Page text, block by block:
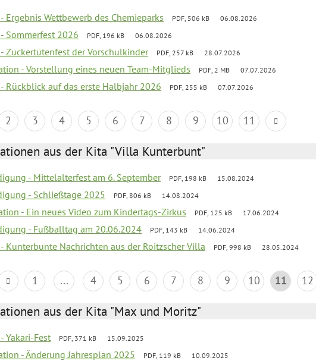
Ergebnis Wettbewerb des Chemieparks PDF, 506 kB 06.08.2026
Sommerfest 2026 PDF, 196 kB 06.08.2026
Zuckertütenfest der Vorschulkinder PDF, 257 kB 28.07.2026
- Vorstellung eines neuen Team-Mitglieds PDF, 2 MB 07.07.2026
Rückblick auf das erste Halbjahr 2026 PDF, 255 kB 07.07.2026
2 3 4 5 6 7 8 9 10 11
aus der Kita "Villa Kunterbunt"
- Mittelalterfest am 6. September PDF, 198 kB 15.08.2024
- Schließtage 2025 PDF, 806 kB 14.08.2024
- Ein neues Video zum Kindertags-Zirkus PDF, 125 kB 17.06.2024
- Fußballtag am 20.06.2024 PDF, 143 kB 14.06.2024
Kunterbunte Nachrichten aus der Roitzscher Villa PDF, 998 kB 28.05.2024
1 ... 4 5 6 7 8 9 10 11 12
aus der Kita "Max und Moritz"
Yakari-Fest PDF, 371 kB 15.09.2025
- Änderung Jahresplan 2025 PDF, 119 kB 10.09.2025